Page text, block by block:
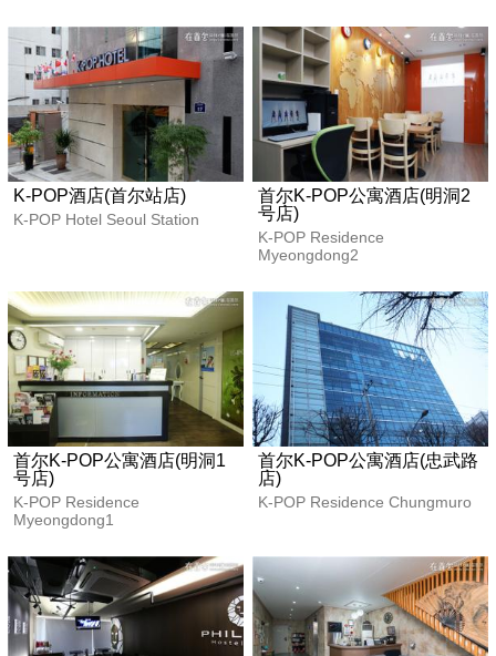
K-POP酒店(首尔站店)
K-POP Hotel Seoul Station
首尔K-POP公寓酒店(明洞2
号店)
K-POP Residence
Myeongdong2
首尔K-POP公寓酒店(明洞1
号店)
K-POP Residence
Myeongdong1
首尔K-POP公寓酒店(忠武路
店)
K-POP Residence Chungmuro